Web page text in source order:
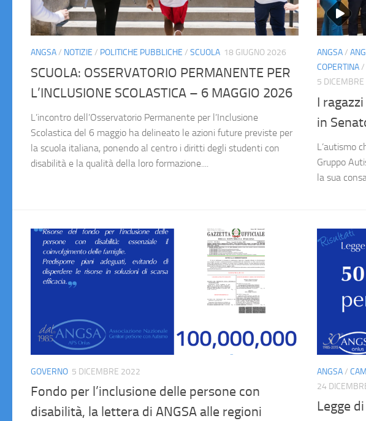
ANGSA/ NOTIZIE / POLITICHE PUBBLICHE / SCUOLA 18 GIUGNO 2026
SCUOLA: OSSERVATORIO PERMANENTE PER
L’INCLUSIONE SCOLASTICA – 6 MAGGIO 2026
L’incontro dell’Osservatorio Permanente per l’Inclusione
Scolastica del 6 maggio ha delineato le azioni future previste per
la scuola italiana, ponendo al centro i diritti degli studenti con
disabilità e la qualità della loro formazione....
ANGSA/
COPERTINA/
5
I
in
L’autismo
Gruppo
la sua
GOVERNO 5 DICEMBRE 2022
Fondo per l’inclusione delle persone con
disabilità, la lettera di ANGSA alle regioni
ANGSA/
24
Legge